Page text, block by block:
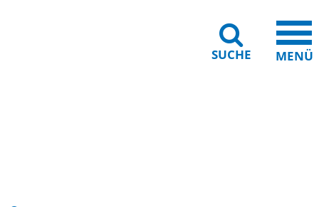
SUCHE MENÜ